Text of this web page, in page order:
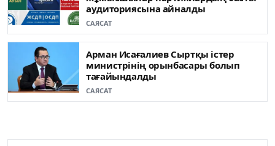
аудиториясына айналды
САЯСАТ
Арман Исағалиев Сыртқы істер
министрінің орынбасары болып
тағайындалды
САЯСАТ